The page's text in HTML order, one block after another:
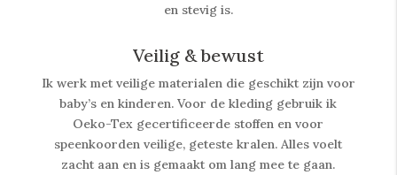
en stevig is.
Veilig & bewust
Ik werk met veilige materialen die geschikt zijn voor
baby’s en kinderen. Voor de kleding gebruik ik
Oeko-Tex gecertificeerde stoffen en voor
speenkoorden veilige, geteste kralen. Alles voelt
zacht aan en is gemaakt om lang mee te gaan.